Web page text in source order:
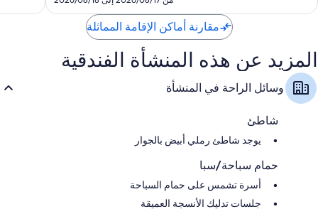
1,139
مقارنة أماكن الإقامة المماثلة
المزيد عن هذه المنشأة الفندقية
وسائل الراحة في المنشأة
شاطئ
يوجد شاطئ رملي أبيض بالجوار
حمام سباحة/سبا
أسرة تشمس على حمام السباحة
جلسات تدليك الأنسجة العميقة